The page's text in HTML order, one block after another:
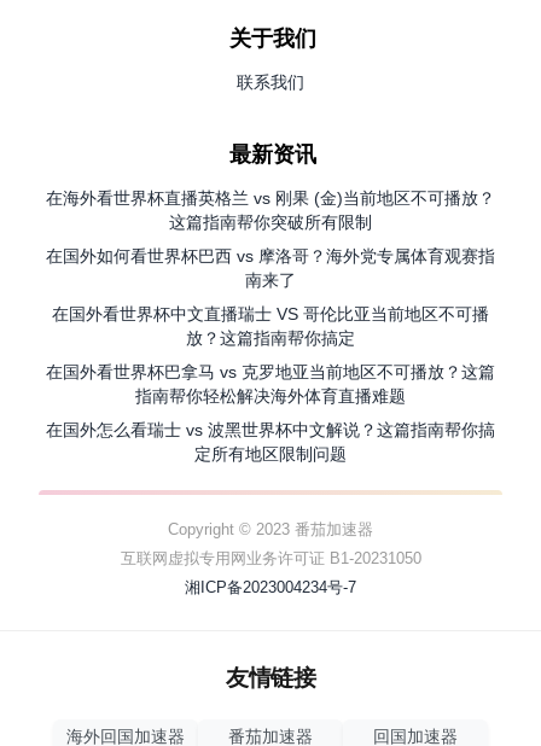
关于我们
联系我们
最新资讯
在海外看世界杯直播英格兰 vs 刚果 (金)当前地区不可播放？
这篇指南帮你突破所有限制
在国外如何看世界杯巴西 vs 摩洛哥？海外党专属体育观赛指
南来了
在国外看世界杯中文直播瑞士 VS 哥伦比亚当前地区不可播
放？这篇指南帮你搞定
在国外看世界杯巴拿马 vs 克罗地亚当前地区不可播放？这篇
指南帮你轻松解决海外体育直播难题
在国外怎么看瑞士 vs 波黑世界杯中文解说？这篇指南帮你搞
定所有地区限制问题
Copyright © 2023 番茄加速器
互联网虚拟专用网业务许可证 B1-20231050
湘ICP备2023004234号-7
友情链接
海外回国加速器 番茄加速器 回国加速器